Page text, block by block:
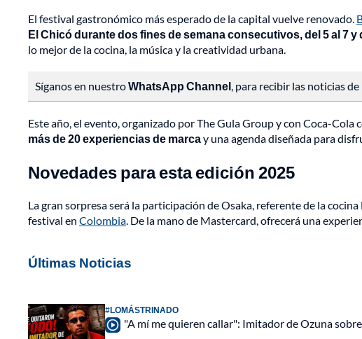
El festival gastronómico más esperado de la capital vuelve renovado.
El Chicó durante dos fines de semana consecutivos, del 5 al 7 y
lo mejor de la cocina, la música y la creatividad urbana.
Síganos en nuestroWhatsApp Channel, para recibir las noticias
Este año, el evento, organizado por The Gula Group y con Coca-
más de 20 experiencias de marcay una agenda diseñada para
Novedades para esta edición 2025
La gran sorpresa será la participación de Osaka, referente de la
festival en Colombia. De la mano de Mastercard, ofrecerá una
Últimas Noticias
#LOMÁSTRINADO
"A mí me quieren callar": Imitador de Ozuna